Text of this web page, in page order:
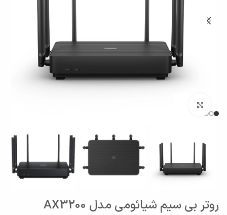
روتر بی سیم شیائومی مدل AX3200